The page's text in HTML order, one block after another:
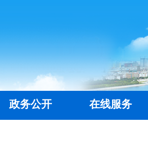
政务公开 在线服务